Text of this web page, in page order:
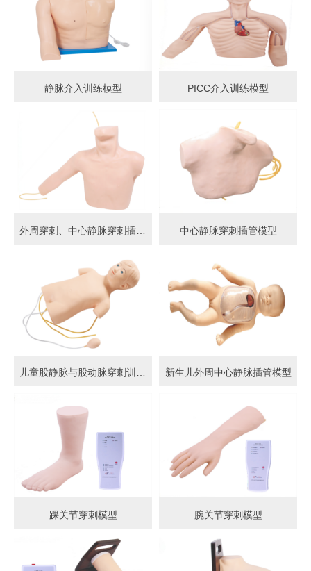
静脉介入训练模型 PICC介入训练模型
外周穿刺、中心静脉穿刺插管模型 中心静脉穿刺插管模型
儿童股静脉与股动脉穿刺训练模型 新生儿外周中心静脉插管模型
踝关节穿刺模型 腕关节穿刺模型